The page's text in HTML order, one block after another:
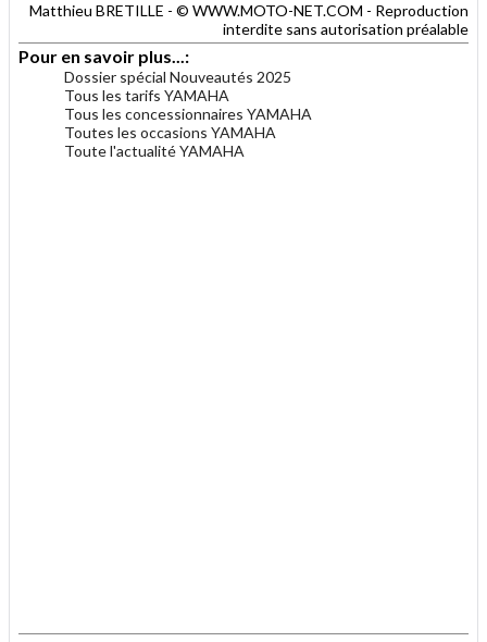
Matthieu BRETILLE - © WWW.MOTO-NET.COM - Reproduction
interdite sans autorisation préalable
Pour en savoir plus...:
Dossier spécial Nouveautés 2025
Tous les tarifs YAMAHA
Tous les concessionnaires YAMAHA
Toutes les occasions YAMAHA
Toute l'actualité YAMAHA